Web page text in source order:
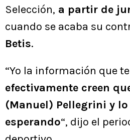
Selección, a partir de
cuando se acaba su
Betis.
“Yo la información que
efectivamente creen
(Manuel) Pellegrini y lo
esperando“, dijo el